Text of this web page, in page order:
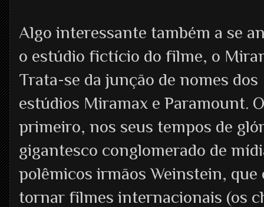
Algo interessante também a se
o estúdio fictício do filme, o
Trata-se da junção de nomes dos
estúdios Miramax e Paramount. O
primeiro, nos seus tempos de
gigantesco conglomerado de
polêmicos irmãos Weinstein, que
tornar filmes internacionais (os